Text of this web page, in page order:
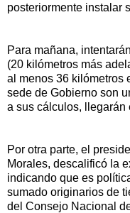
posteriormente instalar
Para mañana,
(20 kilómetros más
al menos 36 kilómetros
sede de Gobierno son
a sus cálculos, llegarán
Por otra parte, el
Morales, descalificó la
indicando que es
sumado originarios de
del Consejo Nacional